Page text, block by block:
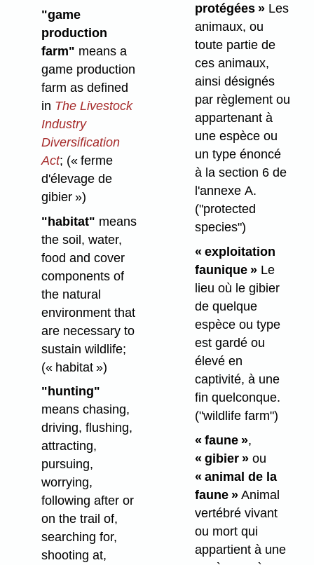
"game
production
farm" means a
game production
farm as defined
in The Livestock
Industry
Diversification
Act; (« ferme
d'élevage de
gibier »)
"habitat" means
the soil, water,
food and cover
components of
the natural
environment that
are necessary to
sustain wildlife;
(« habitat »)
"hunting"
means chasing,
driving, flushing,
attracting,
pursuing,
worrying,
following after or
on the trail of,
searching for,
shooting at,
protégées »Les
animaux, ou
toute partie de
ces animaux,
ainsi désignés
par règlement ou
appartenant à
une espèce ou
un type énoncé
à la section 6 de
l'annexe A.
("protected
species")
« exploitation
faunique »Le
lieu où le gibier
de quelque
espèce ou type
est gardé ou
élevé en
captivité, à une
fin quelconque.
("wildlife farm")
« faune »,
« gibier »ou
« animal de la
faune »Animal
vertébré vivant
ou mort qui
appartient à une